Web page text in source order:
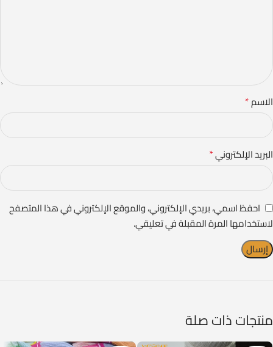
الاسم*
البريد الإلكتروني*
احفظ اسمي، بريدي الإلكتروني، والموقع الإلكتروني في هذا المتصفح
لاستخدامها المرة المقبلة في تعليقي.
منتجات ذات صلة